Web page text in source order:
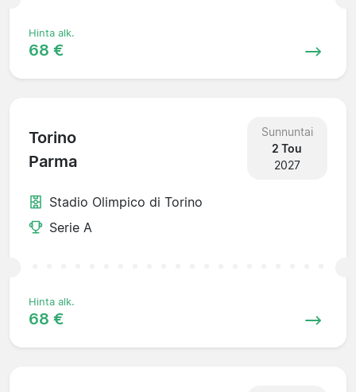
Hinta alk.
68 €
Torino
Parma
Sunnuntai
2 Tou
2027
Stadio Olimpico di Torino
Serie A
Hinta alk.
68 €